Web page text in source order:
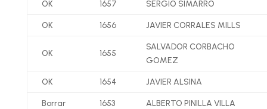
OK 1657 SERGIO SIMARRO
OK 1656 JAVIER CORRALES MILLS
OK 1655
SALVADOR CORBACHO
GOMEZ
OK 1654 JAVIER ALSINA
Borrar 1653 ALBERTO PINILLA VILLA